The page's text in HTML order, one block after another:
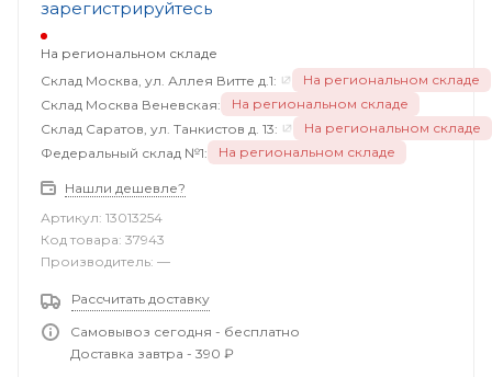
зарегистрируйтесь
На региональном складе
Склад Москва, ул. Аллея Витте д.1:
На региональном складе
Склад Москва Веневская:
На региональном складе
Склад Саратов, ул. Танкистов д. 13:
На региональном складе
Федеральный склад №1:
На региональном складе
Нашли дешевле?
Артикул: 13013254
Код товара: 37943
Производитель: —
Рассчитать доставку
Самовывоз сегодня - бесплатно
Доставка завтра - 390 ₽